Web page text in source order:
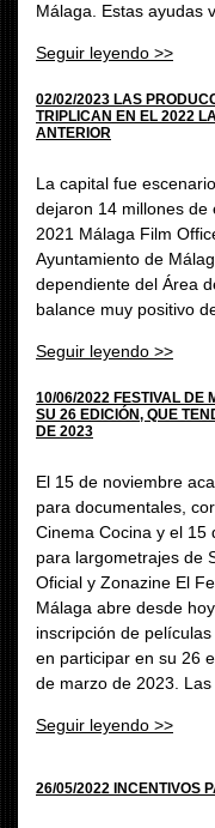
Málaga. Estas ayudas
Seguir leyendo >>
02/02/2023 LAS
TRIPLICAN EN EL 2022
ANTERIOR
La capital fue
dejaron 14 millones de
2021 Málaga Film
Ayuntamiento de
dependiente del Área
balance muy positivo
Seguir leyendo >>
10/06/2022 FESTIVAL DE
SU 26 EDICIÓN, QUE
DE 2023
El 15 de noviembre
para documentales,
Cinema Cocina y el 15
para largometrajes de
Oficial y Zonazine El
Málaga abre desde
inscripción de
en participar en su 26
de marzo de 2023.
Seguir leyendo >>
26/05/2022 INCENTIVOS